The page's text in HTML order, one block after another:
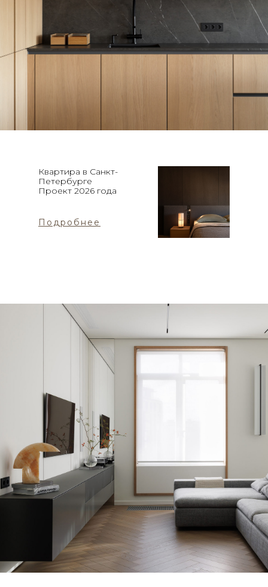
Подробнее
Квартира в Санкт-
Петербурге
Проект 2026 года